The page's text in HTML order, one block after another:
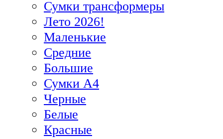
Сумки трансформеры
Лето 2026!
Маленькие
Средние
Большие
Сумки А4
Черные
Белые
Красные